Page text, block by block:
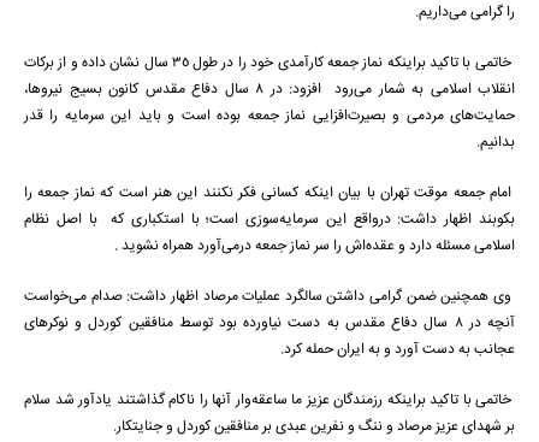
را گرامی می‌داریم.
خاتمی با تاکید براینکه نماز جمعه کارآمدی خود را در طول 35 سال نشان داده و از برکات
انقلاب اسلامی به شمار می‌رود افزود: در 8 سال دفاع مقدس کانون بسیج نیروها،
حمایت‌های مردمی و بصیرت‌افزایی نماز جمعه بوده است و باید این سرمایه را قدر
بدانیم.
امام جمعه موقت تهران با بیان اینکه کسانی فکر نکنند این هنر است که نماز جمعه را
بکوبند اظهار داشت: درواقع این سرمایه‌سوزی است؛ با استکباری که با اصل نظام
اسلامی مسئله دارد و عقده‌اش را سر نماز جمعه درمی‌آورد همراه نشوید .
وی همچنین ضمن گرامی داشتن سالگرد عملیات مرصاد اظهار داشت: صدام می‌خواست
آنچه در 8 سال دفاع مقدس به دست نیاورده بود توسط منافقین کوردل و نوکرهای
عجانب به دست آورد و به ایران حمله کرد.
خاتمی با تاکید براینکه رزمندگان عزیز ما ساعقه‌وار آنها را ناکام گذاشتند یادآور شد سلام
بر شهدای عزیز مرصاد و ننگ و نفرین عبدی بر منافقین کوردل و جنایتکار.